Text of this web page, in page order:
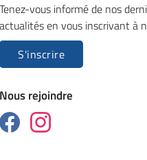
Tenez-vous informé de nos
actualités en vous inscrivant à
S'inscrire
Nous rejoindre